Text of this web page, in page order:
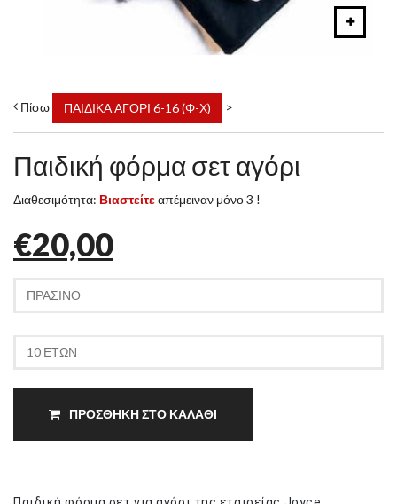
Πίσω ΠΑΙΔΙΚΑ ΑΓΟΡΙ 6-16 (Φ-Χ) >
Παιδική φόρμα σετ αγόρι
Διαθεσιμότητα: Βιαστείτεαπέμειναν μόνο 3 !
€20,00
ΠΡΟΣΘΗΚΗ ΣΤΟ ΚΑΛΑΘΙ